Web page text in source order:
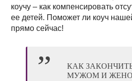
коучу – как компенсировать
ее детей. Поможет ли коуч
прямо сейчас!
КАК
МУЖОМ И